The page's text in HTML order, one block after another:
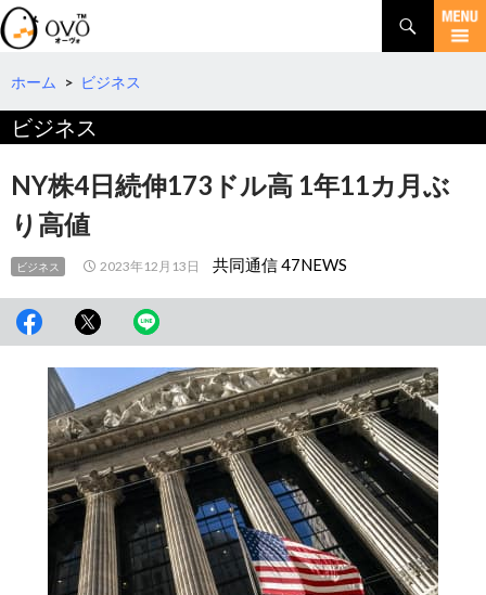
検
索
コ
テ
へ
移
動
ホーム > ビジネス
ビジネス
NY株4日続伸173ドル高 1年11カ月ぶ
り高値
ビジネス 2023年12月13日 共同通信 47NEWS